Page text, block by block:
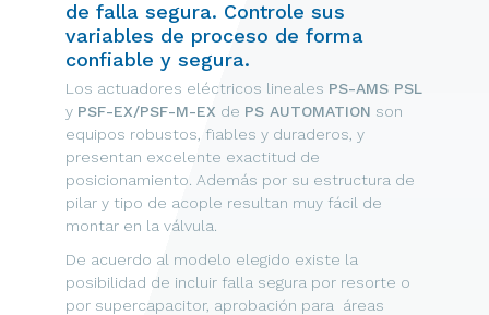
de falla segura. Controle sus
variables de proceso de forma
confiable y segura.
Los actuadores eléctricos lineales PS-AMS PSL
y PSF-EX/PSF-M-EX de PS AUTOMATION son
equipos robustos, fiables y duraderos, y
presentan excelente exactitud de
posicionamiento. Además por su estructura de
pilar y tipo de acople resultan muy fácil de
montar en la válvula.
De acuerdo al modelo elegido existe la
posibilidad de incluir falla segura por resorte o
por supercapacitor, aprobación para áreas